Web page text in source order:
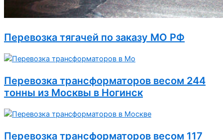
Перевозка тягачей по заказу МО РФ
Перевозка трансформаторов весом 244
тонны из Москвы в Ногинск
Перевозка трансформаторов весом 117